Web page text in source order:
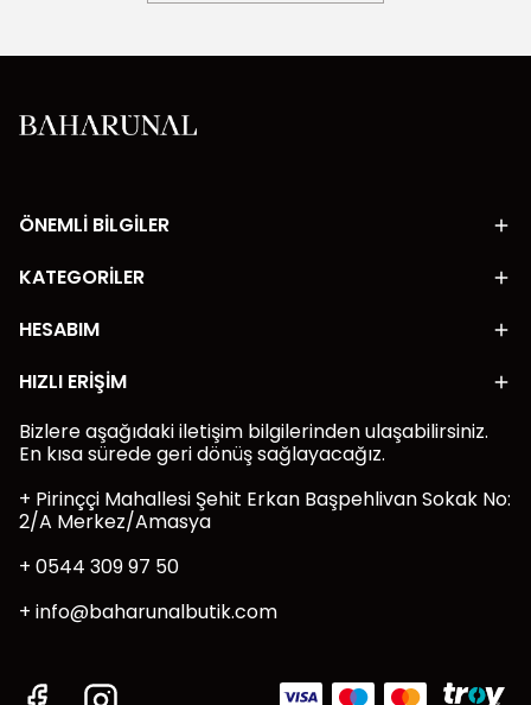
ÖNEMLİ BİLGİLER
KATEGORİLER
HESABIM
HIZLI ERİŞİM
Bizlere aşağıdaki iletişim bilgilerinden ulaşabilirsiniz.
En kısa sürede geri dönüş sağlayacağız.
+ Pirinççi Mahallesi Şehit Erkan Başpehlivan Sokak No:
2/A Merkez/Amasya
+ 0544 309 97 50
+ info@baharunalbutik.com